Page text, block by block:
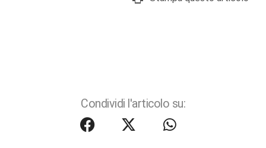
Condividi l'articolo su: